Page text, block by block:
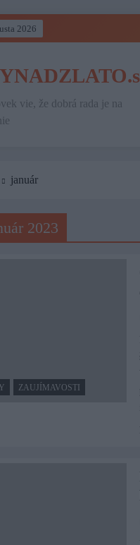
2026
vie, že dobrá rada je na
január
2023
ZAUJÍMAVOSTI